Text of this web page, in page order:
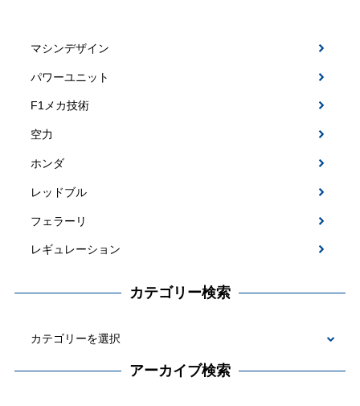
マシンデザイン
パワーユニット
F1メカ技術
空力
ホンダ
レッドブル
フェラーリ
レギュレーション
カテゴリー検索
テ
アーカイブ検索